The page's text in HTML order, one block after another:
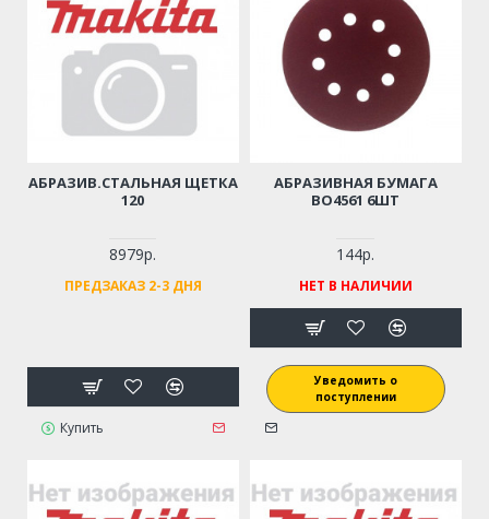
АБРАЗИВ.СТАЛЬНАЯ ЩЕТКА
120
8979р.
ПРЕДЗАКАЗ 2-3 ДНЯ
Купить
АБРАЗИВНАЯ БУМАГА
BO4561 6ШТ
144р.
НЕТ В НАЛИЧИИ
Уведомить о
поступлении